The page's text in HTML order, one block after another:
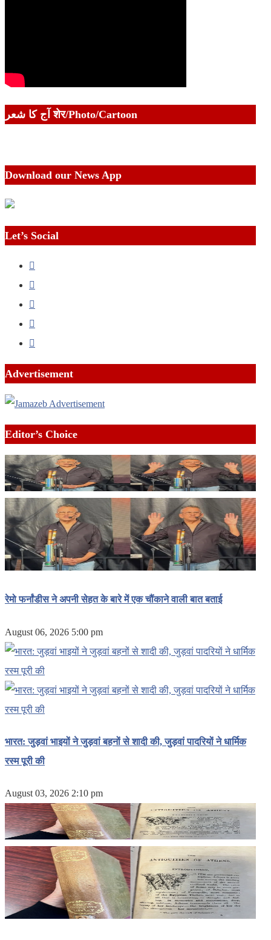
آج کا شعر शेर/Photo/Cartoon
Download our News App
Let’s Social
Advertisement
Editor’s Choice
रेमो फर्नांडीस ने अपनी सेहत के बारे में एक चौंकाने वाली बात बताई
August 06, 2026 5:00 pm
भारत: जुड़वां भाइयों ने जुड़वां बहनों से शादी की, जुड़वां पादरियों ने धार्मिक
रस्म पूरी की
August 03, 2026 2:10 pm